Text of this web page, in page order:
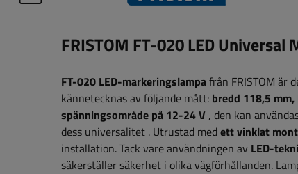
FRISTOM FT-020 LED
FT-020 LED-markeringslampafrån FRISTOM är
kännetecknas av följande mått: bredd 118,5
spänningsområde på 12-24 V , den kan
dess universalitet . Utrustad medett vinklat
installation.Tack vare användningen av LED-
säkerställer säkerhet i olika vägförhållanden.